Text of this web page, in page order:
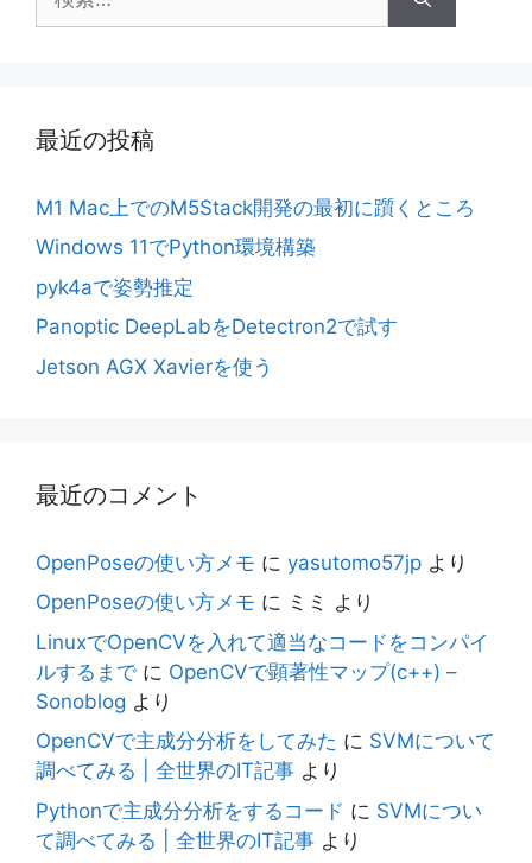
索:
最近の投稿
M1 Mac上でのM5Stack開発の最初に躓くところ
Windows 11でPython環境構築
pyk4aで姿勢推定
Panoptic DeepLabをDetectron2で試す
Jetson AGX Xavierを使う
最近のコメント
OpenPoseの使い方メモ に yasutomo57jp より
OpenPoseの使い方メモ に ミミ より
LinuxでOpenCVを入れて適当なコードをコンパイ
ルするまで に OpenCVで顕著性マップ(c++) –
Sonoblog より
OpenCVで主成分分析をしてみた に SVMについて
調べてみる | 全世界のIT記事 より
Pythonで主成分分析をするコード に SVMについ
て調べてみる | 全世界のIT記事 より